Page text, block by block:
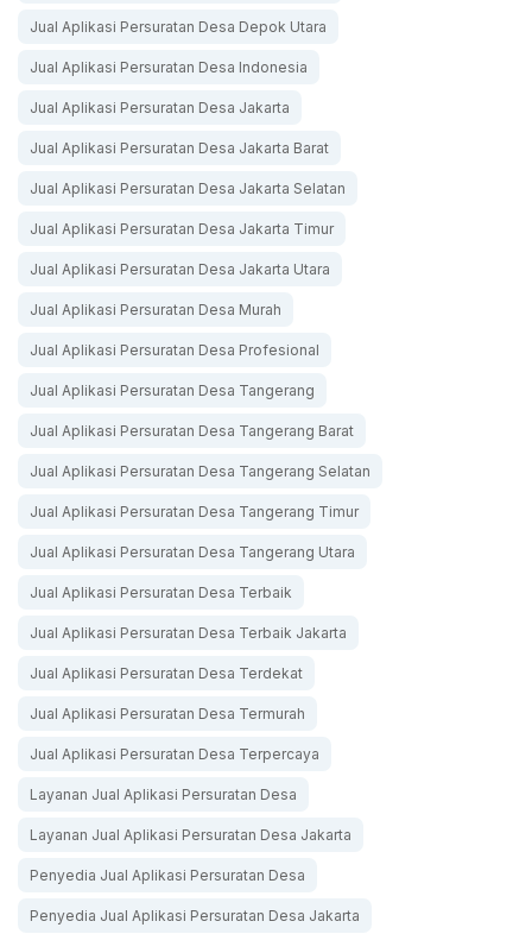
Jual Aplikasi Persuratan Desa Depok Utara
Jual Aplikasi Persuratan Desa Indonesia
Jual Aplikasi Persuratan Desa Jakarta
Jual Aplikasi Persuratan Desa Jakarta Barat
Jual Aplikasi Persuratan Desa Jakarta Selatan
Jual Aplikasi Persuratan Desa Jakarta Timur
Jual Aplikasi Persuratan Desa Jakarta Utara
Jual Aplikasi Persuratan Desa Murah
Jual Aplikasi Persuratan Desa Profesional
Jual Aplikasi Persuratan Desa Tangerang
Jual Aplikasi Persuratan Desa Tangerang Barat
Jual Aplikasi Persuratan Desa Tangerang Selatan
Jual Aplikasi Persuratan Desa Tangerang Timur
Jual Aplikasi Persuratan Desa Tangerang Utara
Jual Aplikasi Persuratan Desa Terbaik
Jual Aplikasi Persuratan Desa Terbaik Jakarta
Jual Aplikasi Persuratan Desa Terdekat
Jual Aplikasi Persuratan Desa Termurah
Jual Aplikasi Persuratan Desa Terpercaya
Layanan Jual Aplikasi Persuratan Desa
Layanan Jual Aplikasi Persuratan Desa Jakarta
Penyedia Jual Aplikasi Persuratan Desa
Penyedia Jual Aplikasi Persuratan Desa Jakarta